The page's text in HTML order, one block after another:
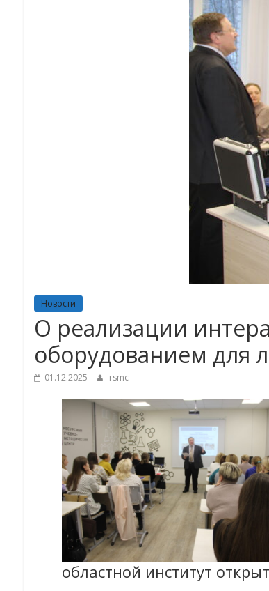
Новости
О реализации
оборудованием для
01.12.2025 rsmc
областной институт